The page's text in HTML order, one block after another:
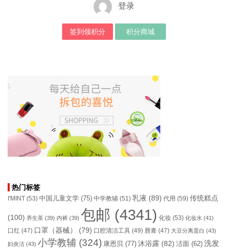
登录
签到领积分 积分商城
热门标签
I'MINT (53) 中国儿童文学 (75) 中学教辅 (51) 乳液 (89) 代用 (59) 传统糕点
(100) 养生茶 (39) 内裤 (39) 包邮 (4341) 化妆 (53) 化妆水 (41)
口红 (47) 口罩（器械） (79) 口腔清洁工具 (49) 唇膏 (47) 大豆分离蛋白 (43)
妇炎洁 (43) 小学教辅 (324) 康恩贝 (77) 沐浴露 (82) 洁面 (62) 洗发